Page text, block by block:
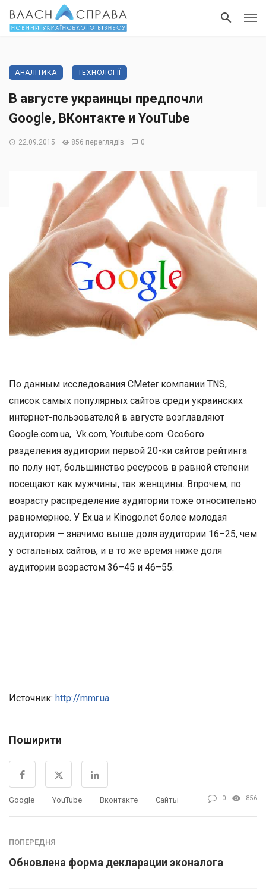
АНАЛІТИКА ТЕХНОЛОГІЇ
В августе украинцы предпочли
Google, ВКонтакте и YouTube
22.09.2015 856 переглядів 0
По данным исследования CMeter компании TNS,
список самых популярных сайтов среди украинских
интернет-пользователей в августе возглавляют
Google.com.ua, Vk.com, Youtube.com. Особого
разделения аудитории первой 20-ки сайтов рейтинга
по полу нет, большинство ресурсов в равной степени
посещают как мужчины, так женщины. Впрочем, по
возрасту распределение аудитории тоже относительно
равномерное. У Ex.ua и Kinogo.net более молодая
аудитория — значимо выше доля аудитории 16–25, чем
у остальных сайтов, и в то же время ниже доля
аудитории возрастом 36–45 и 46–55.
Источник: http://mmr.ua
Поширити
Google YouTube Вконтакте Сайты 0 856
ПОПЕРЕДНЯ
Обновлена форма декларации эконалога